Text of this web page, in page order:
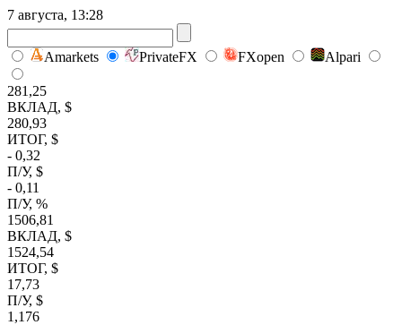
7 августа, 13:28
Amarkets PrivateFX FXopen Alpari
281,25
ВКЛАД, $
280,93
ИТОГ, $
- 0,32
П/У, $
- 0,11
П/У, %
1506,81
ВКЛАД, $
1524,54
ИТОГ, $
17,73
П/У, $
1,176